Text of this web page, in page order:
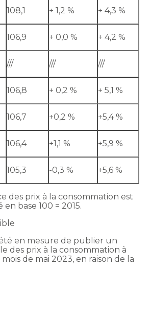
108,1 + 1,2 % + 4,3 %
106,9 + 0,0 % + 4,2 %
/// /// ///
106,8 + 0,2 % + 5,1 %
106,7 +0,2 % +5,4 %
106,4 +1,1 % +5,9 %
105,3 -0,3 % +5,6 %
des prix à la consommation est
base 100 = 2015.
été en mesure de publier un
des prix à la consommation à
de mai 2023, en raison de la